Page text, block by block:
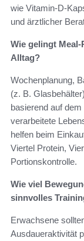
wie
und ärztlicher
Wie gelingt
Alltag?
Wochenplanung,
(z. B.
basierend auf
verarbeitete
helfen beim
Viertel Protein,
Portionskontrolle.
Wie viel
sinnvolles
Erwachsene
Ausdaueraktivität